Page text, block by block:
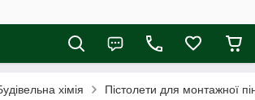
хімія Пістолети для монтажної